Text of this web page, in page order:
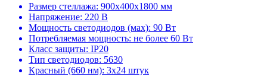
Размер стеллажа: 900х400х1800 мм
Напряжение: 220 В
Мощность светодиодов (мах): 90 Вт
Потребляемая мощность: не более 60 Вт
Класс защиты: IP20
Тип светодиодов: 5630
Красный (660 нм): 3х24 штук